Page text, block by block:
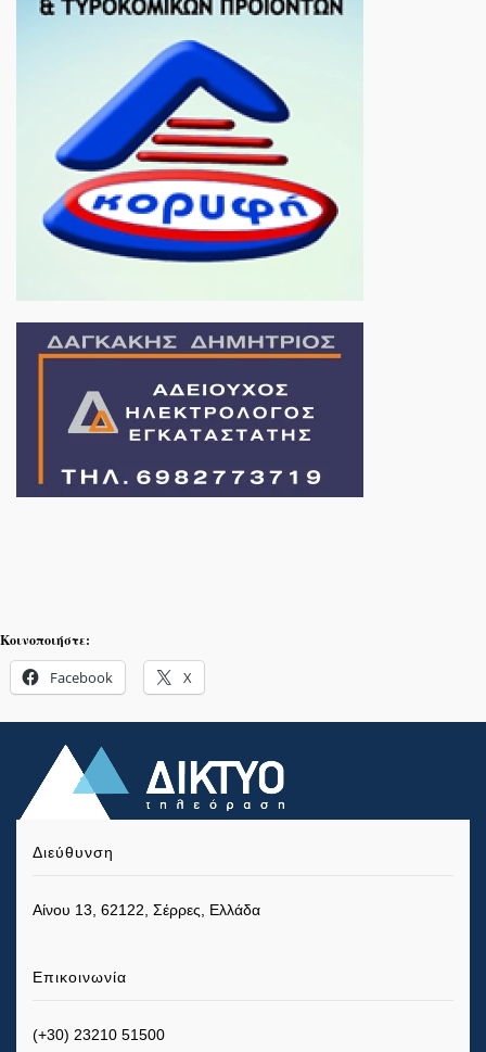
Κοινοποιήστε:
Facebook X
Διεύθυνση
Αίνου 13, 62122, Σέρρες, Ελλάδα
Επικοινωνία
(+30) 23210 51500